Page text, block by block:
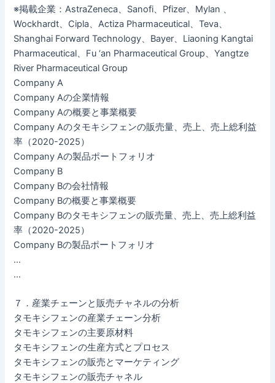
※掲載企業：AstraZeneca、Sanofi、Pfizer、Mylan 、
Wockhardt、Cipla、Actiza Pharmaceutical、Teva、
Shanghai Forward Technology、Bayer、Liaoning Kangtai
Pharmaceutical、Fu ‘an Pharmaceutical Group、Yangtze
River Pharmaceutical Group
Company A
Company Aの企業情報
Company Aの概要と事業概要
Company Aのタモキシフェンの販売量、売上、売上総利益
率（2020-2025）
Company Aの製品ポートフォリオ
Company B
Company Bの会社情報
Company Bの概要と事業概要
Company Bのタモキシフェンの販売量、売上、売上総利益
率（2020-2025）
Company Bの製品ポートフォリオ
…
…
７．産業チェーンと販売チャネルの分析
タモキシフェンの産業チェーン分析
タモキシフェンの主要原材料
タモキシフェンの生産方式とプロセス
タモキシフェンの販売とマーケティング
タモキシフェンの販売チャネル